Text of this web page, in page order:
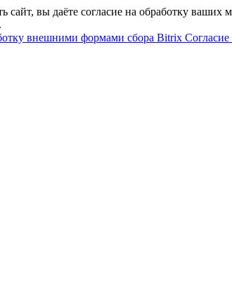
сайт, вы даёте согласие на обработку
внешними формами сбора Bitrix Согласие